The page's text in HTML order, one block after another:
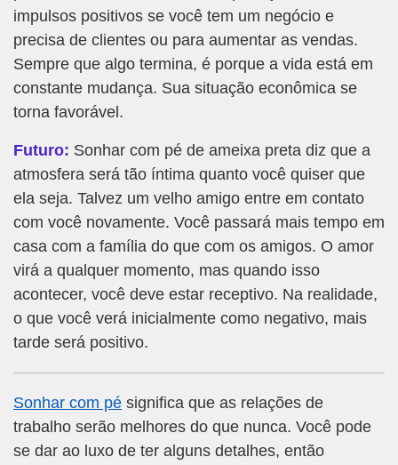
impulsos positivos se você tem um negócio e
precisa de clientes ou para aumentar as vendas.
Sempre que algo termina, é porque a vida está em
constante mudança. Sua situação econômica se
torna favorável.
Futuro: Sonhar com pé de ameixa preta diz que a
atmosfera será tão íntima quanto você quiser que
ela seja. Talvez um velho amigo entre em contato
com você novamente. Você passará mais tempo em
casa com a família do que com os amigos. O amor
virá a qualquer momento, mas quando isso
acontecer, você deve estar receptivo. Na realidade,
o que você verá inicialmente como negativo, mais
tarde será positivo.
Sonhar com pé significa que as relações de
trabalho serão melhores do que nunca. Você pode
se dar ao luxo de ter alguns detalhes, então